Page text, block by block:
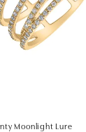
Moonlight Lure